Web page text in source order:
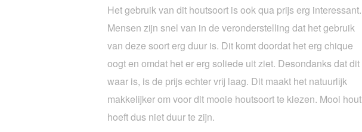
Het gebruik van dit houtsoort is ook qua prijs erg interessant.
Mensen zijn snel van in de veronderstelling dat het gebruik
van deze soort erg duur is. Dit komt doordat het erg chique
oogt en omdat het er erg soliede uit ziet. Desondanks dat dit
waar is, is de prijs echter vrij laag. Dit maakt het natuurlijk
makkelijker om voor dit mooie houtsoort te kiezen. Mooi hout
hoeft dus niet duur te zijn.